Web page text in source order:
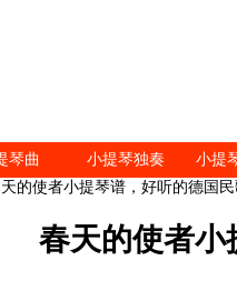
琴曲 小提琴独奏
小提
的使者小提琴谱，好听的德国
春天的使者小